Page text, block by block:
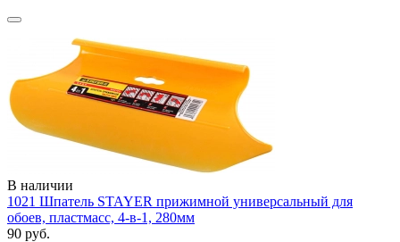
В наличии
1021 Шпатель STAYER прижимной универсальный для
обоев, пластмасс, 4-в-1, 280мм
90 руб.